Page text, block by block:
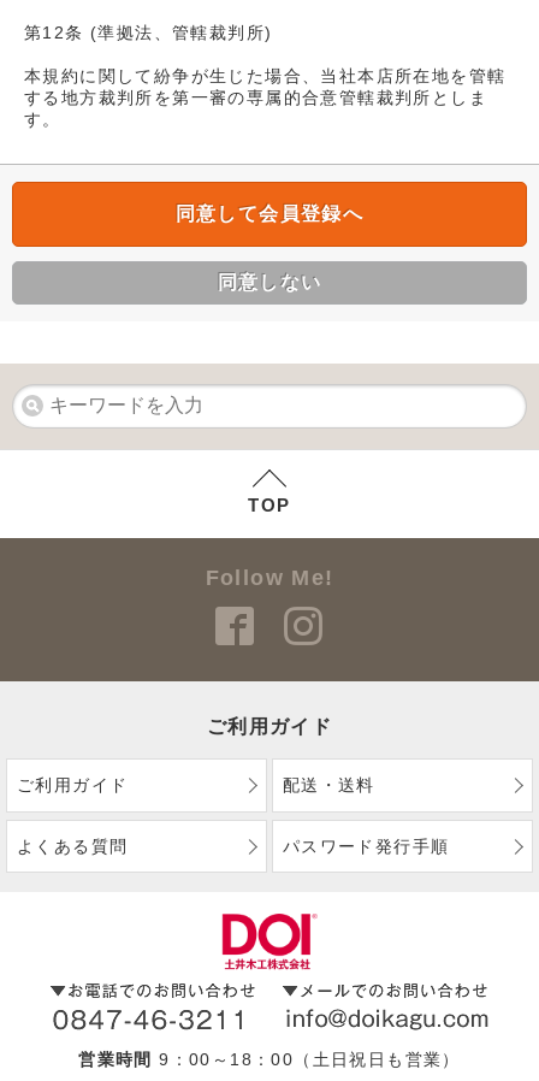
第12条 (準拠法、管轄裁判所)
本規約に関して紛争が生じた場合、当社本店所在地を管轄
する地方裁判所を第一審の専属的合意管轄裁判所としま
す。
同意して会員登録へ
同意しない
TOP
Follow Me!
ご利用ガイド
ご利用ガイド 配送・送料
よくある質問 パスワード発行手順
営業時間 9：00～18：00（土日祝日も営業）